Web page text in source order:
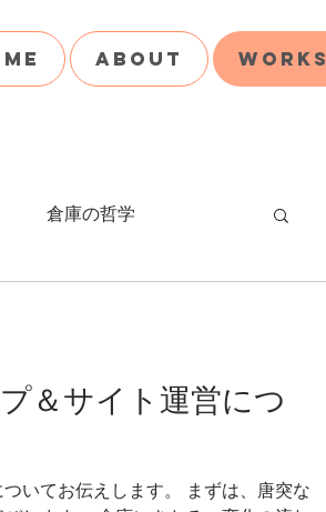
ABOUT WORKS
倉庫の哲学
＆サイト運営につ
いてお伝えします。 まずは、唐突な